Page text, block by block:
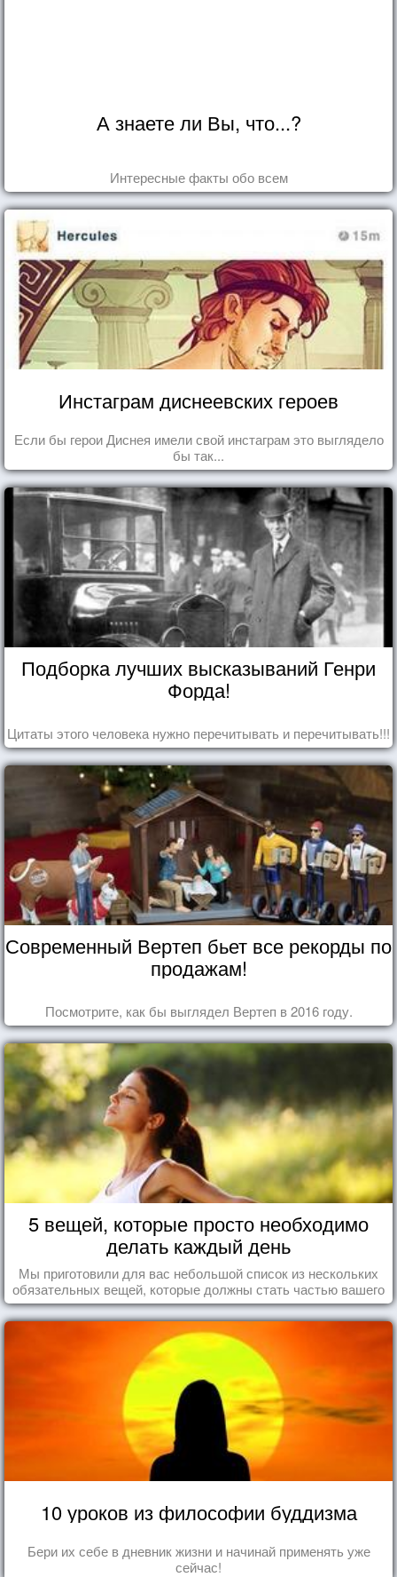
А знаете ли Вы, что...?
Интересные факты обо всем
Инстаграм диснеевских героев
Если бы герои Диснея имели свой инстаграм это выглядело
бы так...
Подборка лучших высказываний Генри
Форда!
Цитаты этого человека нужно перечитывать и перечитывать!!!
Современный Вертеп бьет все рекорды по
продажам!
Посмотрите, как бы выглядел Вертеп в 2016 году.
5 вещей, которые просто необходимо
делать каждый день
Мы приготовили для вас небольшой список из нескольких
обязательных вещей, которые должны стать частью вашего
дня.
10 уроков из философии буддизма
Бери их себе в дневник жизни и начинай применять уже
сейчас!